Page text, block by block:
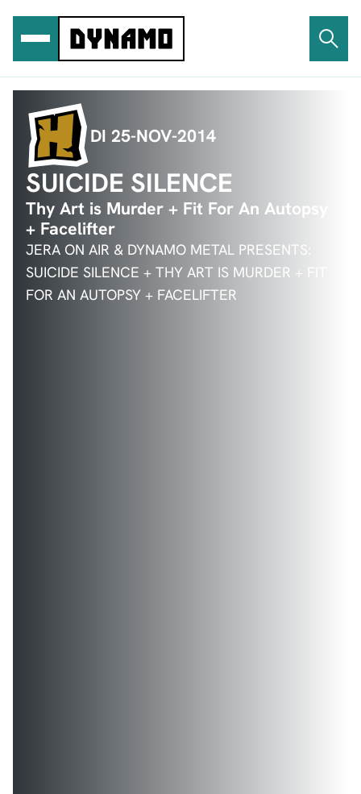
inhoud
DI 25-NOV-2014
SUICIDE SILENCE
Thy Art is Murder + Fit For An Autopsy
+ Facelifter
JERA ON AIR & DYNAMO METAL PRESENTS:
SUICIDE SILENCE + THY ART IS MURDER + FIT
FOR AN AUTOPSY + FACELIFTER